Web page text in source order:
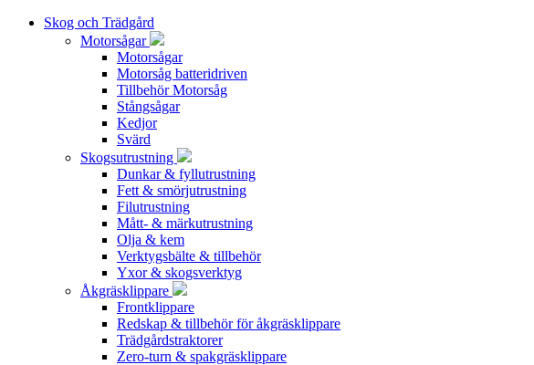
Skog och Trädgård
Motorsågar
Motorsågar
Motorsåg batteridriven
Tillbehör Motorsåg
Stångsågar
Kedjor
Svärd
Skogsutrustning
Dunkar & fyllutrustning
Fett & smörjutrustning
Filutrustning
Mått- & märkutrustning
Olja & kem
Verktygsbälte & tillbehör
Yxor & skogsverktyg
Åkgräsklippare
Frontklippare
Redskap & tillbehör för åkgräsklippare
Trädgårdstraktorer
Zero-turn & spakgräsklippare